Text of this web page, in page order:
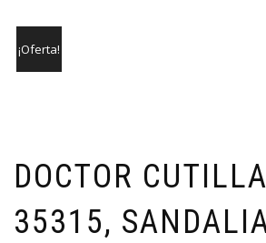
¡Oferta!
DOCTOR
35315,